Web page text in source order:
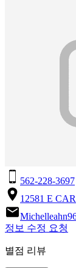
562-228-3697
12581 E
정보 수정 요청
별점 리뷰